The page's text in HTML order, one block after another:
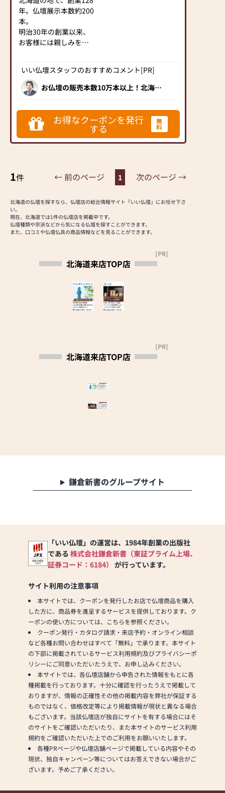
く、お墓や納骨のこ
と、そして相続や遺言
のことなどご供養と手
続きをトータルでサポ
ートいたします。
まずはお下見だけでも
結構です。クーポンを
発行されてご来店くだ
さいませ。
スタッフ一同、心より
お待ちしております。
年。仏壇展示本数約200
本。
明治30年の創業以来、
お客様には親しみを込
日までに10万本を超え
るお仏壇を販売してま
いりました。
ついての知識や経験が
ない方がほとんどで
す。
ではしっくりこないこ
とに途方にくれてしま
います。
「よねはら」では、そ
していただけるお店を
【取扱い】金仏壇、唐
木仏壇、家具調仏壇、
00（11月〜3月）10：
いい仏壇スタッフのおすすめコメント[PR]
お仏壇の販売本数10万本以上！北海道
に渡り地域の方に選ばれてきました。実
績に裏打ちされた品質・価格・展示数・
アフターサポート、全てが全国でもトッ
プクラス。多くの方に親しみを込めて
「よねはらさん」と呼ばれている人気
店、北海道にお住いの方には是非訪問し
お得なクーポンを発行
する
無
料
1件 ← 前のページ 1 次のページ →
北海道の仏壇を探すなら、仏壇店の総合情報サイト「いい仏壇」にお任せ下さ
い。
現在、北海道では1件の仏壇店を掲載中です。
仏壇種類や宗派などから気になる仏壇を探すことができます。
また、口コミや仏壇仏具の商品情報などを見ることができます。
北海道来店TOP店
[PR]
北海道来店TOP店
[PR]
鎌倉新書のグループサイト
「いい仏壇」の運営は、1984年創業の出版社
である 株式会社鎌倉新書（東証プライム上場、
証券コード：6184） が行っています。
サイト利用の注意事項
本サイトでは、クーポンを発行したお店で仏壇商品を購入
した方に、商品券を進呈するサービスを提供しております。ク
ーポンの使い方については、こちらを参照ください。
クーポン発行・カタログ請求・来店予約・オンライン相談
など各種お問い合わせはすべて「無料」で承ります。本サイト
の下部に掲載されているサービス利用規約及びプライバシーポ
リシーにご同意いただいたうえで、お申し込みください。
本サイトでは、各仏壇店舗から申告された情報をもとに各
種掲載を行っております。十分に確認を行ったうえで掲載して
おりますが、情報の正確性その他の掲載内容を弊社が保証する
ものではなく、価格改定等により掲載情報が現状と異なる場合
もございます。当該仏壇店が独自にサイトを有する場合にはそ
のサイトをご確認いただいたり、また本サイトのサービス利用
規約をご確認いただいた上でのご利用をお願いいたします。
各種PRページや仏壇店舗ページで掲載している内容やその
現状、独自キャンペーン等についてはお答えできない場合がご
ざいます。予めご了承ください。